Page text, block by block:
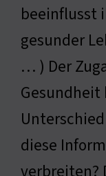
beeinflusst
gesunder
… ) Der
diese